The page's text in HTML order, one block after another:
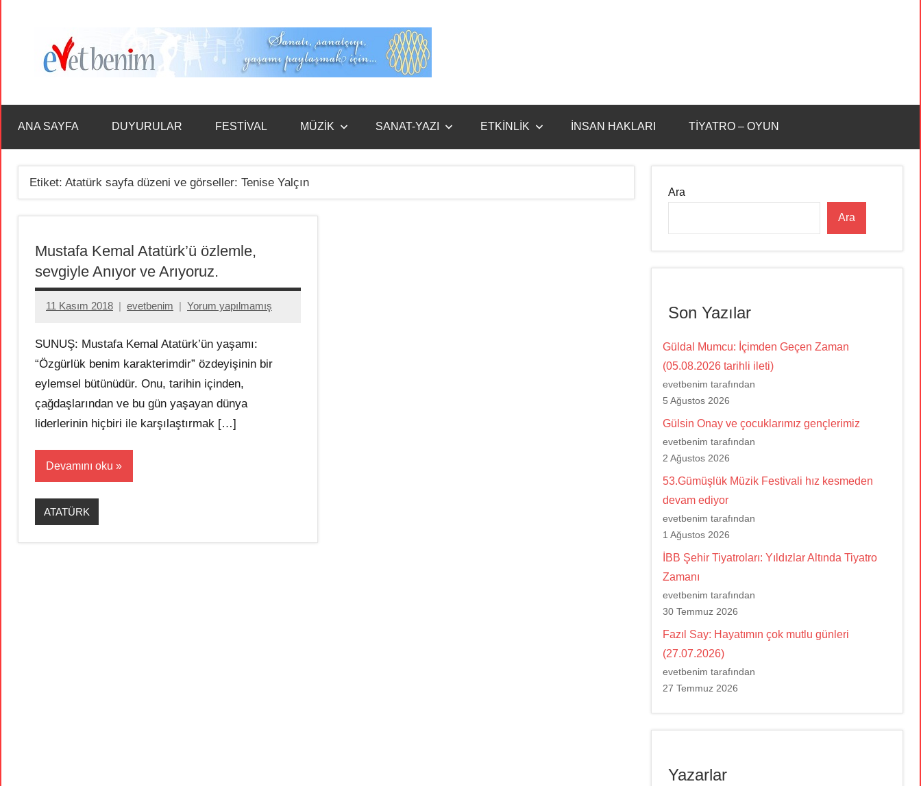
Benim
ANA SAYFA DUYURULAR FESTİVAL MÜZİK SANAT-YAZI ETKİNLİK İNSAN HAKLARI TİYATRO – OYUN
Etiket: Atatürk sayfa düzeni ve görseller: Tenise Yalçın
Mustafa Kemal Atatürk’ü özlemle,
sevgiyle Anıyor ve Arıyoruz.
11 Kasım 2018 evetbenim Yorum yapılmamış
SUNUŞ: Mustafa Kemal Atatürk’ün yaşamı:
“Özgürlük benim karakterimdir” özdeyişinin bir
eylemsel bütünüdür. Onu, tarihin içinden,
çağdaşlarından ve bu gün yaşayan dünya
liderlerinin hiçbiri ile karşılaştırmak […]
Devamını oku
ATATÜRK
Ara
Ara
Son Yazılar
Güldal Mumcu: İçimden Geçen Zaman
(05.08.2026 tarihli ileti)
evetbenim tarafından
5 Ağustos 2026
Gülsin Onay ve çocuklarımız gençlerimiz
evetbenim tarafından
2 Ağustos 2026
53.Gümüşlük Müzik Festivali hız kesmeden
devam ediyor
evetbenim tarafından
1 Ağustos 2026
İBB Şehir Tiyatroları: Yıldızlar Altında Tiyatro
Zamanı
evetbenim tarafından
30 Temmuz 2026
Fazıl Say: Hayatımın çok mutlu günleri
(27.07.2026)
evetbenim tarafından
27 Temmuz 2026
Yazarlar